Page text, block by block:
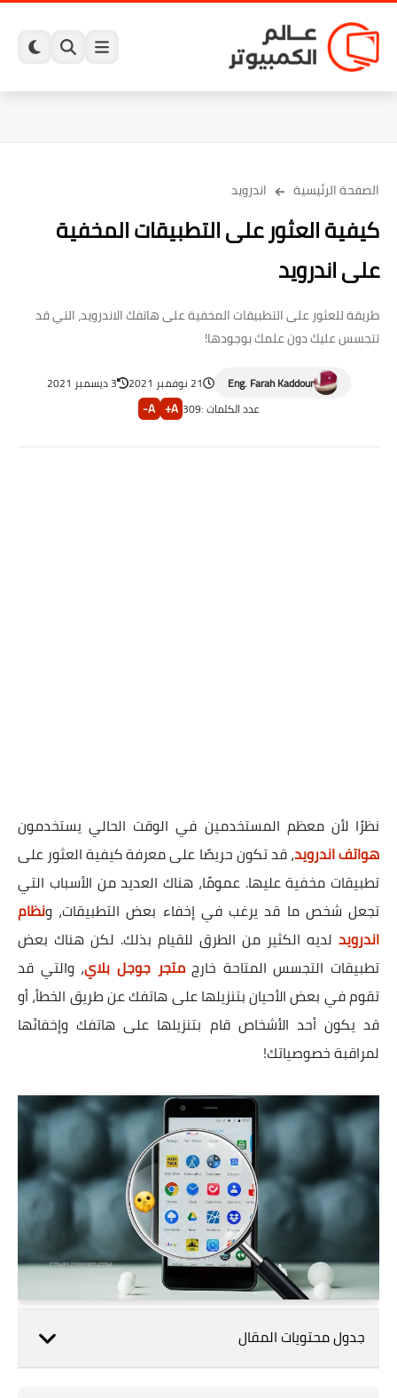
الصفحة الرئيسية اندرويد
كيفية العثور على التطبيقات المخفية
على اندرويد
طريقة للعثور على التطبيقات المخفية على هاتفك الاندرويد، التي قد
تتجسس عليك دون علمك بوجودها!
Eng. Farah Kaddour 21 نوفمبر 2021
3 ديسمبر 2021
عدد الكلمات :309
A+
A-
نظرًا لأن معظم المستخدمين في الوقت الحالي يستخدمون
هواتف اندرويد، قد تكون حريصًا على معرفة كيفية العثور على
تطبيقات مخفية عليها. عمومًا، هناك العديد من الأسباب التي
تجعل شخص ما قد يرغب في إخفاء بعض التطبيقات، ونظام
اندرويد لديه الكثير من الطرق للقيام بذلك. لكن هناك بعض
تطبيقات التجسس المتاحة خارجمتجر جوجل بلاي، والتي قد
تقوم في بعض الأحيان بتنزيلها على هاتفك عن طريق الخطأ، أو
قد يكون أحد الأشخاص قام بتنزيلها على هاتفك وإخفائها
لمراقبة خصوصياتك!
جدول محتويات المقال